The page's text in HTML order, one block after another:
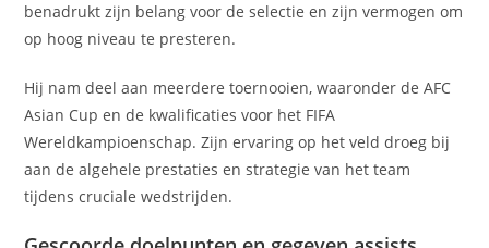
benadrukt zijn belang voor de selectie en zijn vermogen om
op hoog niveau te presteren.
Hij nam deel aan meerdere toernooien, waaronder de AFC
Asian Cup en de kwalificaties voor het FIFA
Wereldkampioenschap. Zijn ervaring op het veld droeg bij
aan de algehele prestaties en strategie van het team
tijdens cruciale wedstrijden.